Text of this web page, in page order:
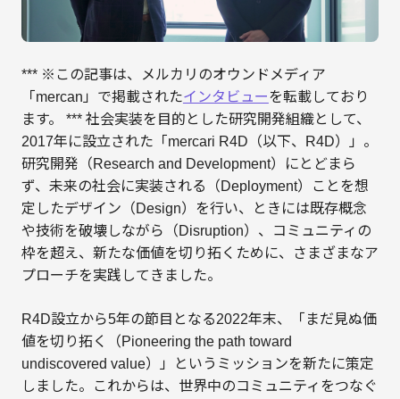
*** ※この記事は、メルカリのオウンドメディア
「mercan」で掲載されたインタビューを転載しており
ます。 *** 社会実装を目的とした研究開発組織として、
2017年に設立された「mercari R4D（以下、R4D）」。
研究開発（Research and Development）にとどまら
ず、未来の社会に実装される（Deployment）ことを想
定したデザイン（Design）を行い、ときには既存概念
や技術を破壊しながら（Disruption）、コミュニティの
枠を超え、新たな価値を切り拓くために、さまざまなア
プローチを実践してきました。
R4D設立から5年の節目となる2022年末、「まだ見ぬ価
値を切り拓く（Pioneering the path toward
undiscovered value）」というミッションを新たに策定
しました。これからは、世界中のコミュニティをつなぐ